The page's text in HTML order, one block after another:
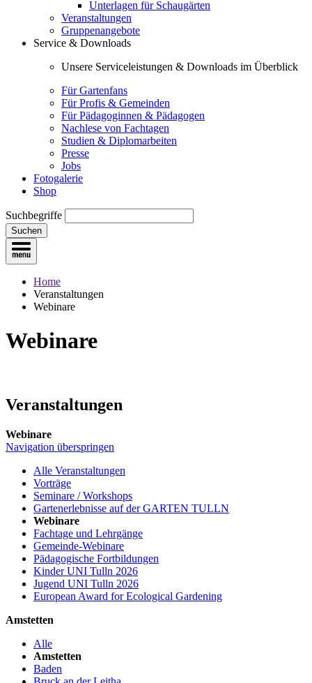
Unterlagen für Schaugärten
Veranstaltungen
Gruppenangebote
Service & Downloads
Unsere Serviceleistungen & Downloads im Überblick
Für Gartenfans
Für Profis & Gemeinden
Für Pädagoginnen & Pädagogen
Nachlese von Fachtagen
Studien & Diplomarbeiten
Presse
Jobs
Fotogalerie
Shop
Suchbegriffe
Suchen
Home
Veranstaltungen
Webinare
Webinare
Veranstaltungen
Webinare
Navigation überspringen
Alle Veranstaltungen
Vorträge
Seminare / Workshops
Gartenerlebnisse auf der GARTEN TULLN
Webinare
Fachtage und Lehrgänge
Gemeinde-Webinare
Pädagogische Fortbildungen
Kinder UNI Tulln 2026
Jugend UNI Tulln 2026
European Award for Ecological Gardening
Amstetten
Alle
Amstetten
Baden